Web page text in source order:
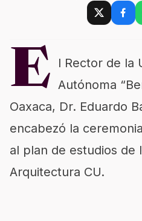
E
l Rector de la
Autónoma
Oaxaca, Dr. Eduardo
encabezó la
al plan de estudios de
Arquitectura CU.